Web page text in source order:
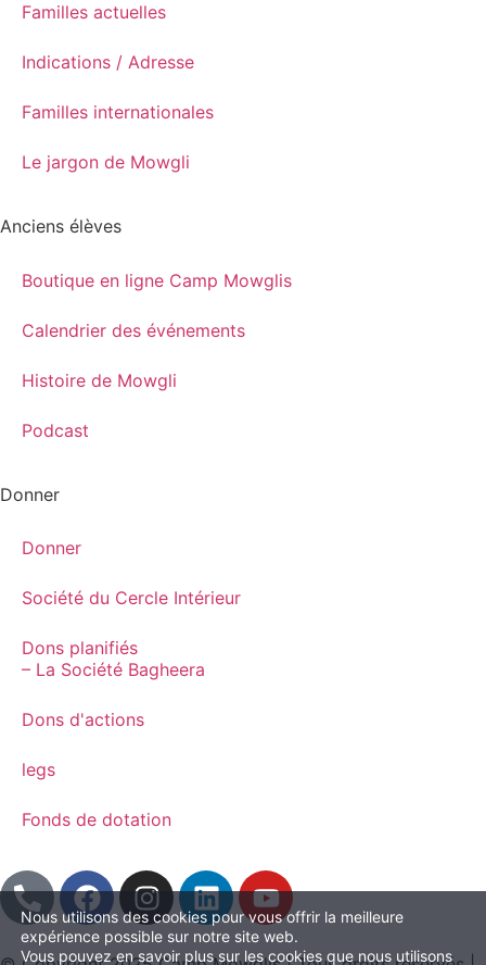
Familles actuelles
Indications / Adresse
Familles internationales
Le jargon de Mowgli
Anciens élèves
Boutique en ligne Camp Mowglis
Calendrier des événements
Histoire de Mowgli
Podcast
Donner
Donner
Société du Cercle Intérieur
Dons planifiés
– La Société Bagheera
Dons d'actions
legs
Fonds de dotation
Nous utilisons des cookies pour vous offrir la meilleure
expérience possible sur notre site web.
Vous pouvez en savoir plus sur les cookies que nous utilisons